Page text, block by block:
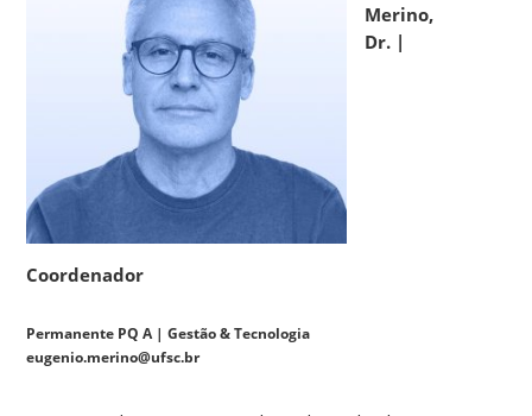
Merino,
Dr. |
Coordenador
Permanente PQ A | Gestão & Tecnologia
eugenio.merino@ufsc.br